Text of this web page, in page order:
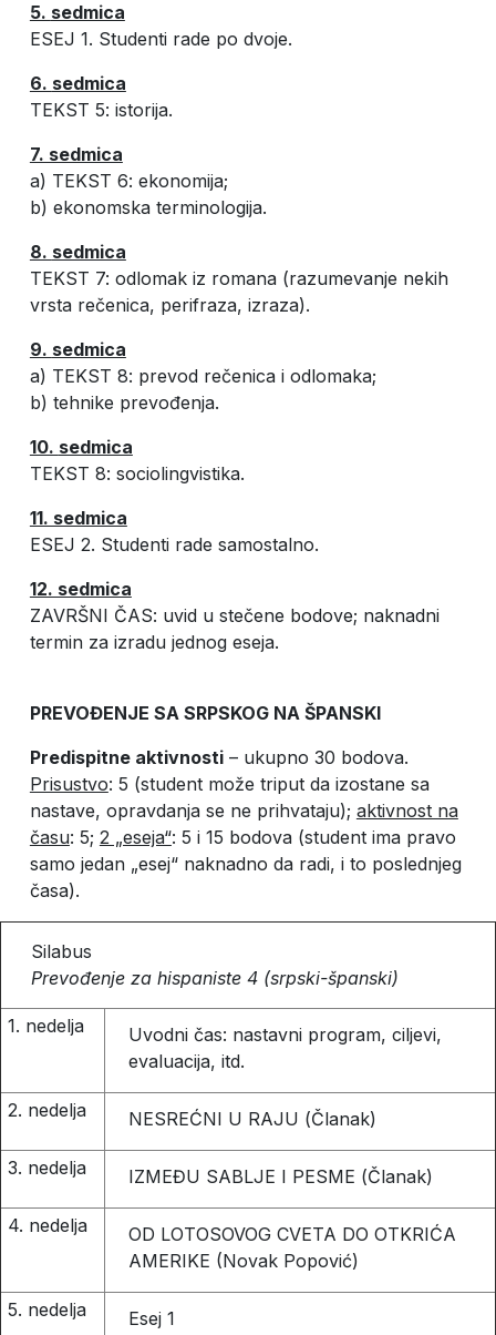
5. sedmica
ESEJ 1. Studenti rade po dvoje.
6. sedmica
TEKST 5: istorija.
7. sedmica
a) TEKST 6: ekonomija;
b) ekonomska terminologija.
8. sedmica
TEKST 7: odlomak iz romana (razumevanje nekih
vrsta rečenica, perifraza, izraza).
9. sedmica
a) TEKST 8: prevod rečenica i odlomaka;
b) tehnike prevođenja.
10. sedmica
TEKST 8: sociolingvistika.
11. sedmica
ESEJ 2. Studenti rade samostalno.
12. sedmica
ZAVRŠNI ČAS: uvid u stečene bodove; naknadni
termin za izradu jednog eseja.
PREVOĐENJE SA SRPSKOG NA ŠPANSKI
Predispitne aktivnosti– ukupno 30 bodova.
Prisustvo: 5 (student može triput da izostane sa
nastave, opravdanja se ne prihvataju); aktivnost na
času: 5; 2 „eseja“: 5 i 15 bodova (student ima pravo
samo jedan „esej“ naknadno da radi, i to poslednjeg
časa).
Silabus
Prevođenje za hispaniste 4 (srpski-španski)
1. nedelja
Uvodni čas: nastavni program, ciljevi,
evaluacija, itd.
2. nedelja NESREĆNI U RAJU (Članak)
3. nedelja IZMEĐU SABLJE I PESME (Članak)
4. nedelja
OD LOTOSOVOG CVETA DO OTKRIĆA
AMERIKE (Novak Popović)
5. nedelja Esej 1